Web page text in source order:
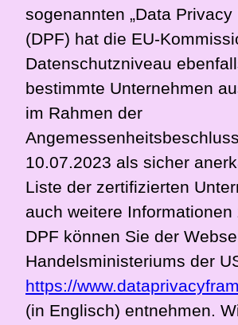
sogenannten „Data Privacy
(DPF) hat die EU-
Datenschutzniveau
bestimmte Unternehmen
im Rahmen der
10.07.2023 als sicher
Liste der zertifizierten
auch weitere Informationen
DPF können Sie der
Handelsministeriums der
https://
(in Englisch) entnehmen.